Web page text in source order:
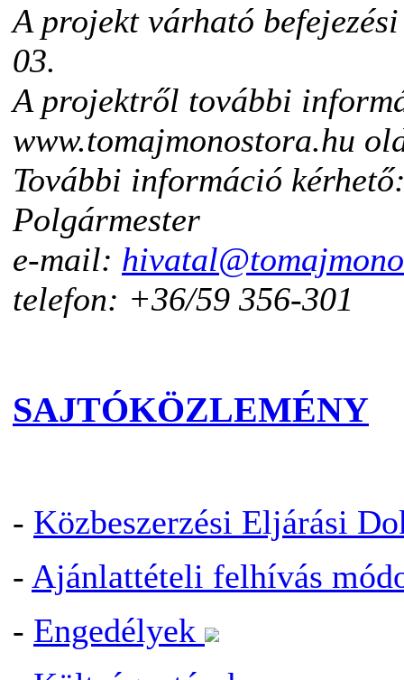
A projekt várható
03.
A projektről további
www.tomajmonostora.hu
További információ
Polgármester
e-mail:
telefon: +36/59 356-301
SAJTÓKÖZLEMÉNY
- Közbeszerzési Eljárási
- Ajánlattételi felhívás
- Engedélyek